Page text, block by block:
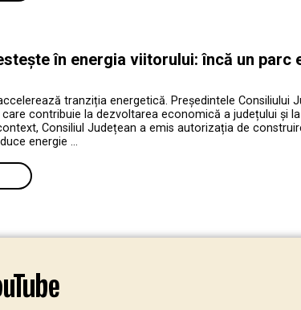
în energia viitorului: încă un parc
tranziția energetică. Președintele Consiliului
contribuie la dezvoltarea economică a județului și
Consiliul Județean a emis autorizația de
energie …